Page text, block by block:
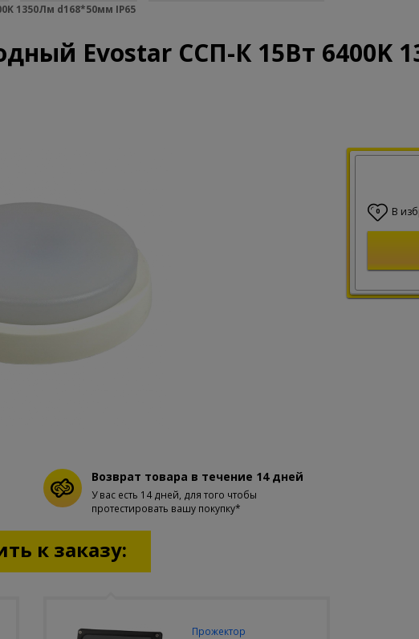
1350Лм d168*50мм IP65
Evostar ССП-К 15Вт 6400K
0 В
Возврат товара в течение 14 дней
У вас есть 14 дней, для того чтобы
протестировать вашу покупку*
к заказу:
Прожектор